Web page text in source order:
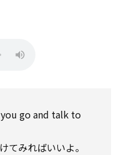
you go and talk to
てみればいいよ。